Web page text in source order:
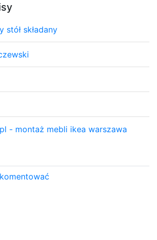
stół składany
- montaż mebli ikea warszawa